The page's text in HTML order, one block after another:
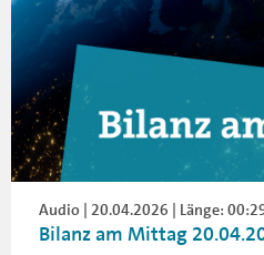
Audio | 20.04.2026 | Länge:
Bilanz am Mittag